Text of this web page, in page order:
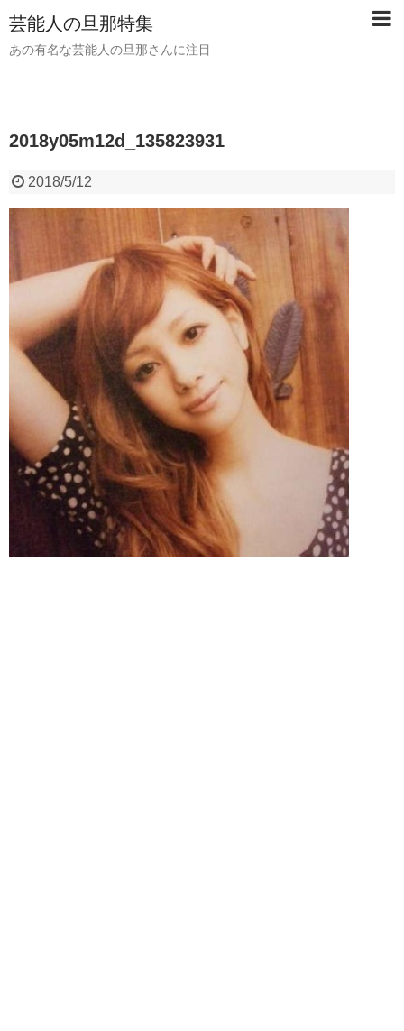
芸能人の旦那特集
あの有名な芸能人の旦那さんに注目
2018y05m12d_135823931
2018/5/12